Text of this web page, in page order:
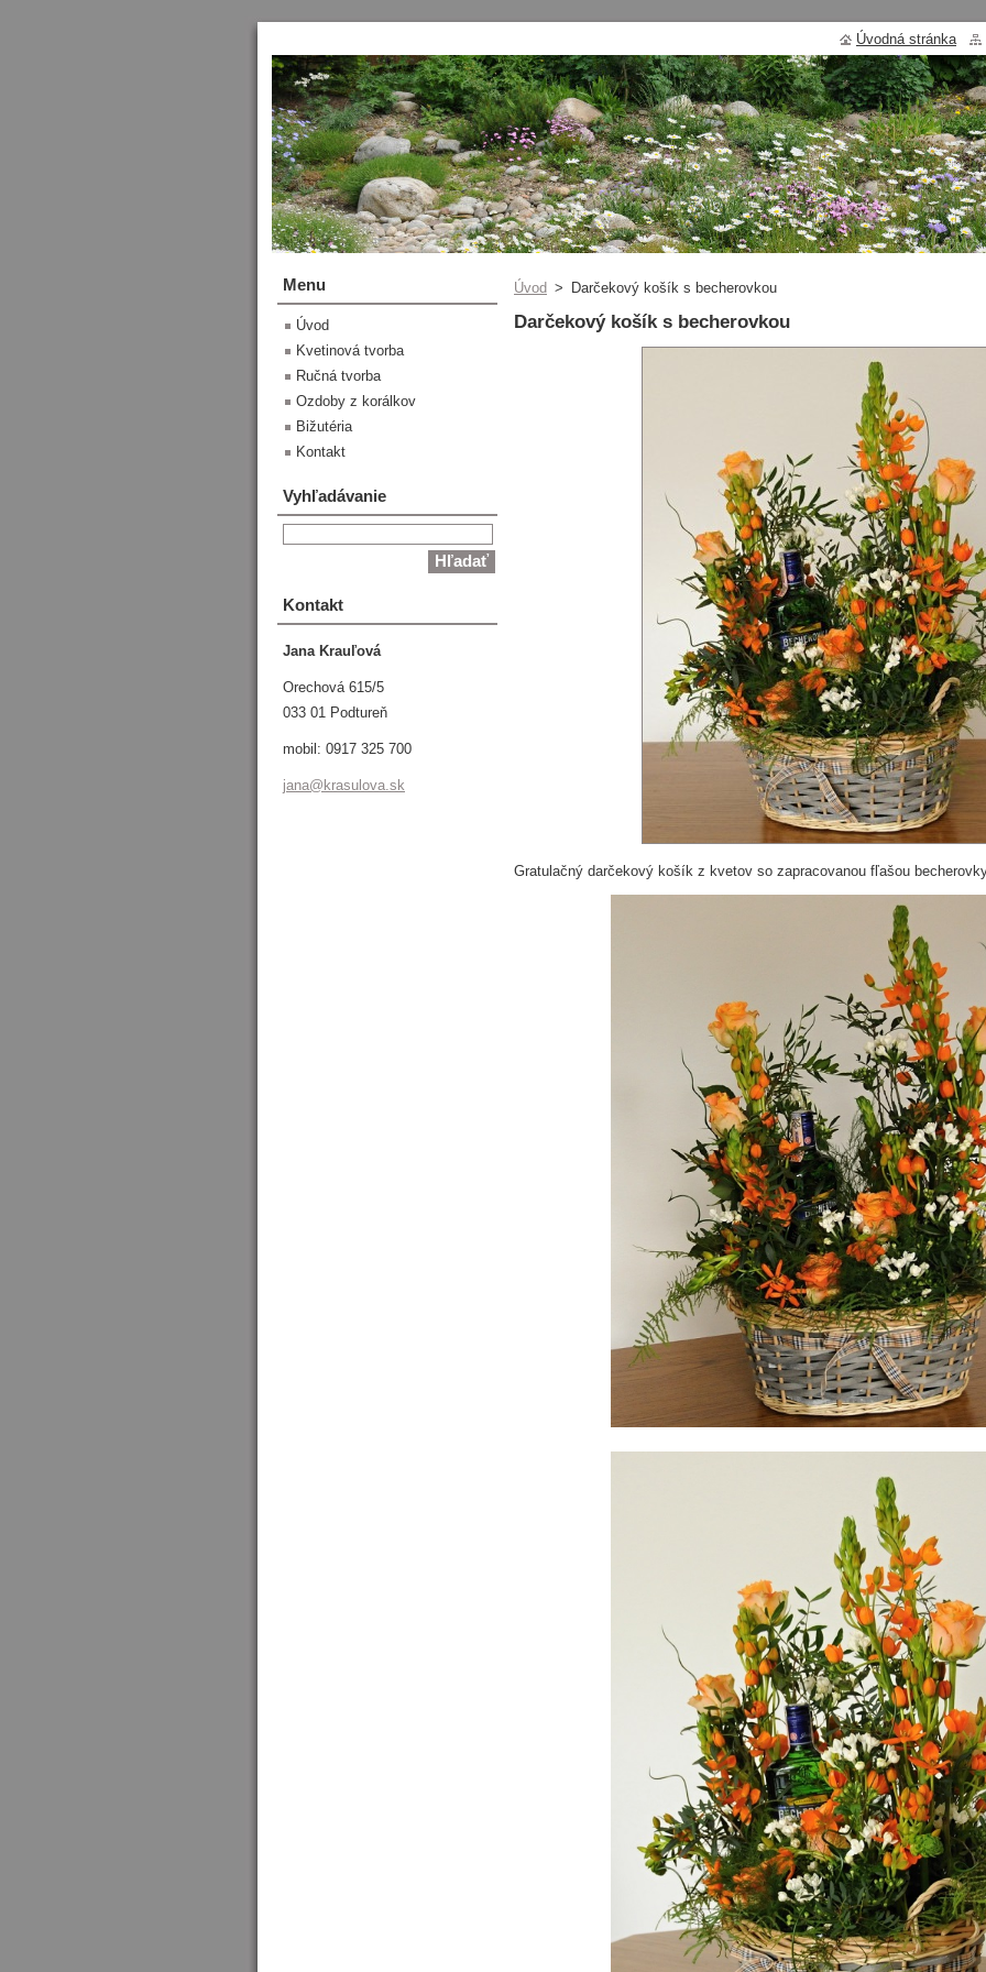
Úvod > Darčekový košík s becherovkou
Darčekový košík s becherovkou
Gratulačný darčekový košík z kvetov so zapracovanou fľašou
Menu
Úvod
Kvetinová tvorba
Ručná tvorba
Ozdoby z korálkov
Bižutéria
Kontakt
Vyhľadávanie
Kontakt
Jana Krauľová
Orechová 615/5
033 01 Podtureň
mobil: 0917 325 700
jana@krasulova.s k
Úvodná stránka